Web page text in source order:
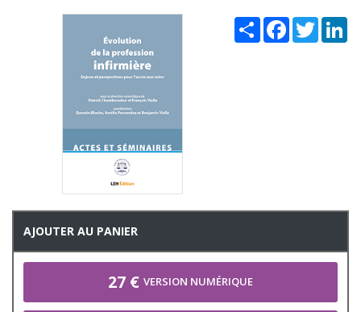
Share Facebook
Twitter
AJOUTER AU PANIER
27 € VERSION NUMÉRIQUE